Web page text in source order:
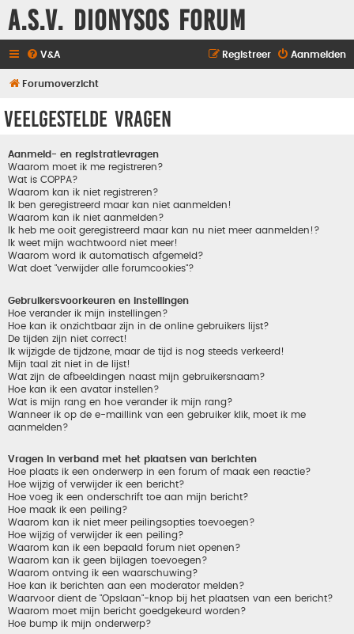
A.S.V. Dionysos Forum
V&A Aanmelden
Registreer
Forumoverzicht
Veelgestelde vragen
Aanmeld- en registratievragen
Waarom moet ik me registreren?
Wat is COPPA?
Waarom kan ik niet registreren?
Ik ben geregistreerd maar kan niet aanmelden!
Waarom kan ik niet aanmelden?
Ik heb me ooit geregistreerd maar kan nu niet meer aanmelden!?
Ik weet mijn wachtwoord niet meer!
Waarom word ik automatisch afgemeld?
Wat doet "verwijder alle forumcookies"?
Gebruikersvoorkeuren en instellingen
Hoe verander ik mijn instellingen?
Hoe kan ik onzichtbaar zijn in de online gebruikers lijst?
De tijden zijn niet correct!
Ik wijzigde de tijdzone, maar de tijd is nog steeds verkeerd!
Mijn taal zit niet in de lijst!
Wat zijn de afbeeldingen naast mijn gebruikersnaam?
Hoe kan ik een avatar instellen?
Wat is mijn rang en hoe verander ik mijn rang?
Wanneer ik op de e-maillink van een gebruiker klik, moet ik me
aanmelden?
Vragen in verband met het plaatsen van berichten
Hoe plaats ik een onderwerp in een forum of maak een reactie?
Hoe wijzig of verwijder ik een bericht?
Hoe voeg ik een onderschrift toe aan mijn bericht?
Hoe maak ik een peiling?
Waarom kan ik niet meer peilingsopties toevoegen?
Hoe wijzig of verwijder ik een peiling?
Waarom kan ik een bepaald forum niet openen?
Waarom kan ik geen bijlagen toevoegen?
Waarom ontving ik een waarschuwing?
Hoe kan ik berichten aan een moderator melden?
Waarvoor dient de "Opslaan"-knop bij het plaatsen van een bericht?
Waarom moet mijn bericht goedgekeurd worden?
Hoe bump ik mijn onderwerp?